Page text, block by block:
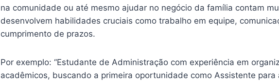
na comunidade ou até mesmo ajudar no negócio da família contam
desenvolvem habilidades cruciais como trabalho em equipe,
cumprimento de prazos.
Por exemplo: “Estudante de Administração com experiência em
acadêmicos, buscando a primeira oportunidade como Assistente